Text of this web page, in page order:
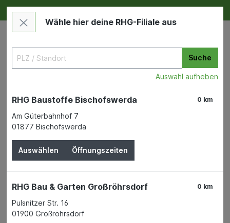
Deine RHG NEU ERLEBEN
Metallzäune und Maschendraht
Knotengflecht verz.
150/19/15, Drahtstärke
2,4/1,9/1,9 mm
Wähle hier deine RHG-Filiale aus
Suche
Auswahl aufheben
0 km
RHG Baustoffe Bischofswerda
Am Güterbahnhof 7
01877 Bischofswerda
Auswählen Öffnungszeiten
0 km
RHG Bau & Garten Großröhrsdorf
Pulsnitzer Str. 16
01900 Großröhrsdorf